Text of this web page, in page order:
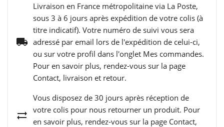
local_shipping
Livraison en France métropolitaine via La Poste,
sous 3 à 6 jours après expédition de votre colis (à
titre indicatif). Votre numéro de suivi vous sera
adressé par email lors de l'expédition de celui-ci,
ou sur votre profil dans l'onglet Mes commandes.
Pour en savoir plus, rendez-vous sur la page
Contact, livraison et retour.
sync_alt
Vous disposez de 30 jours après réception de
votre colis pour nous retourner un produit. Pour
en savoir plus, rendez-vous sur la page Contact,